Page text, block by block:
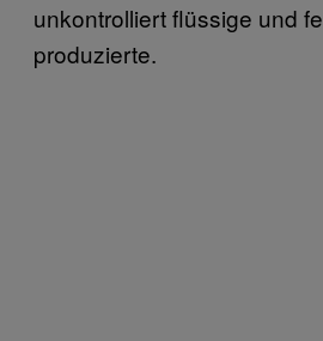
unkontrolliert flüssige und
produzierte.